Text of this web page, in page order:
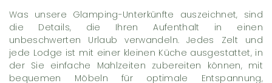
Was unsere Glamping-Unterkünfte auszeichnet, sind
die Details, die Ihren Aufenthalt in einen
unbeschwerten Urlaub verwandeln. Jedes Zelt und
jede Lodge ist mit einer kleinen Küche ausgestattet, in
der Sie einfache Mahlzeiten zubereiten können, mit
bequemen Möbeln für optimale Entspannung,